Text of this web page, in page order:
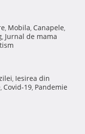
, Mobila, Canapele,
, Jurnal de mama
, Iesirea din
, Covid-19, Pandemie